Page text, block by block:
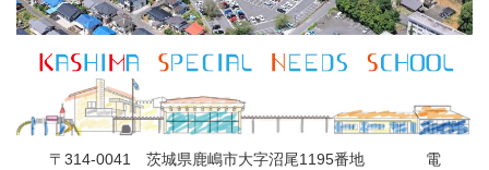
〒314-0041 茨城県鹿嶋市大字沼尾1195番地 電